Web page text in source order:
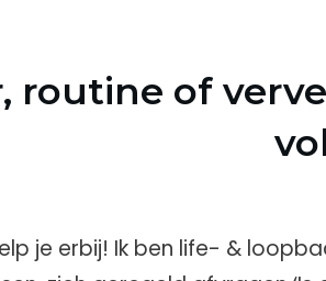
routine of
je erbij! Ik ben life- &